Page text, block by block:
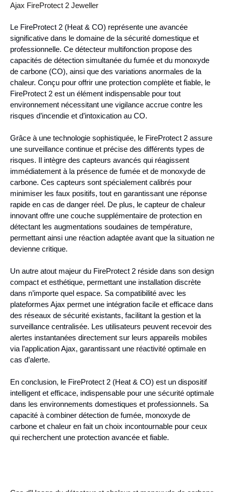
Ajax FireProtect 2 Jeweller
Le FireProtect 2 (Heat & CO) représente une avancée
significative dans le domaine de la sécurité domestique et
professionnelle. Ce détecteur multifonction propose des
capacités de détection simultanée du fumée et du monoxyde
de carbone (CO), ainsi que des variations anormales de la
chaleur. Conçu pour offrir une protection complète et fiable, le
FireProtect 2 est un élément indispensable pour tout
environnement nécessitant une vigilance accrue contre les
risques d’incendie et d’intoxication au CO.
Grâce à une technologie sophistiquée, le FireProtect 2 assure
une surveillance continue et précise des différents types de
risques. Il intègre des capteurs avancés qui réagissent
immédiatement à la présence de fumée et de monoxyde de
carbone. Ces capteurs sont spécialement calibrés pour
minimiser les faux positifs, tout en garantissant une réponse
rapide en cas de danger réel. De plus, le capteur de chaleur
innovant offre une couche supplémentaire de protection en
détectant les augmentations soudaines de température,
permettant ainsi une réaction adaptée avant que la situation ne
devienne critique.
Un autre atout majeur du FireProtect 2 réside dans son design
compact et esthétique, permettant une installation discrète
dans n’importe quel espace. Sa compatibilité avec les
plateformes Ajax permet une intégration facile et efficace dans
des réseaux de sécurité existants, facilitant la gestion et la
surveillance centralisée. Les utilisateurs peuvent recevoir des
alertes instantanées directement sur leurs appareils mobiles
via l’application Ajax, garantissant une réactivité optimale en
cas d’alerte.
En conclusion, le FireProtect 2 (Heat & CO) est un dispositif
intelligent et efficace, indispensable pour une sécurité optimale
dans les environnements domestiques et professionnels. Sa
capacité à combiner détection de fumée, monoxyde de
carbone et chaleur en fait un choix incontournable pour ceux
qui recherchent une protection avancée et fiable.